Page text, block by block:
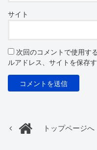
サイト
次回のコメントで使用す
ルアドレス、サイトを保存す
トップページへ